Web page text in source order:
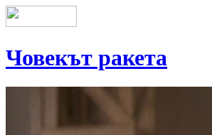
Човекът ракета